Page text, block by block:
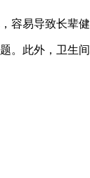
易导致长辈
此外，卫生